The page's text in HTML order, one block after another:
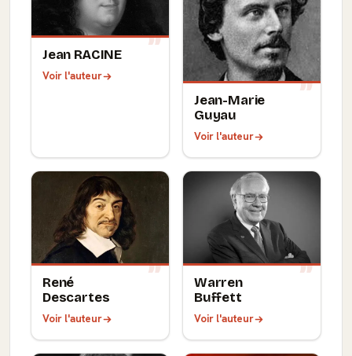
Jean RACINE
Voir l'auteur
Jean-Marie
Guyau
Voir l'auteur
René
Descartes
Voir l'auteur
Warren
Buffett
Voir l'auteur